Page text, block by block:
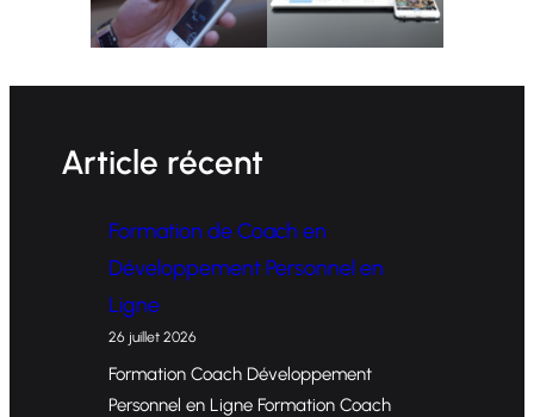
Article récent
Formation de Coach en
Développement Personnel en
Ligne
26 juillet 2026
Formation Coach Développement
Personnel en Ligne Formation Coach